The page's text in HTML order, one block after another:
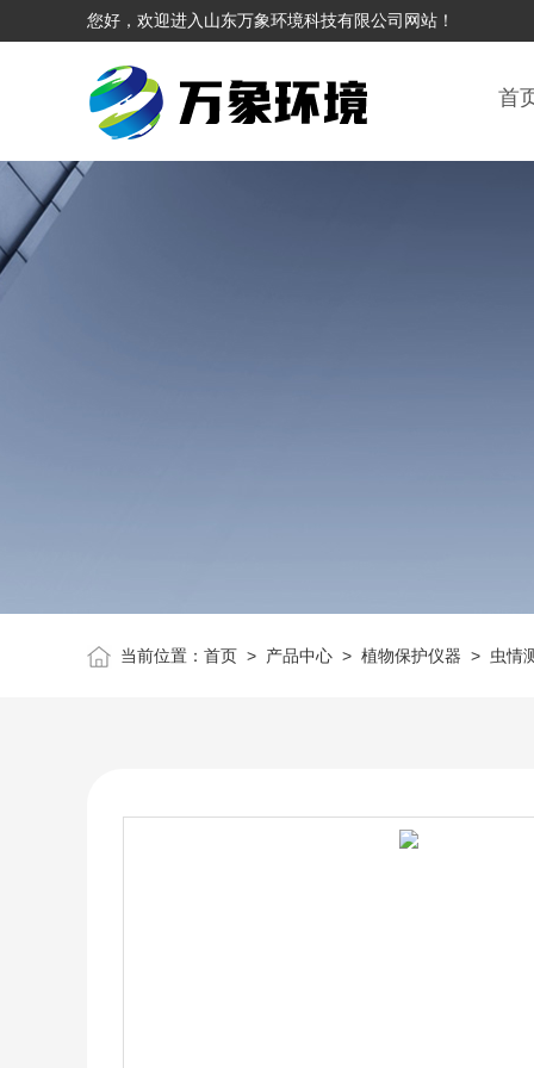
您好，欢迎进入山东万象环境科技有限公司网站！
首
当前位置： 首页> 产品中心> 植物保护仪器 > 虫情